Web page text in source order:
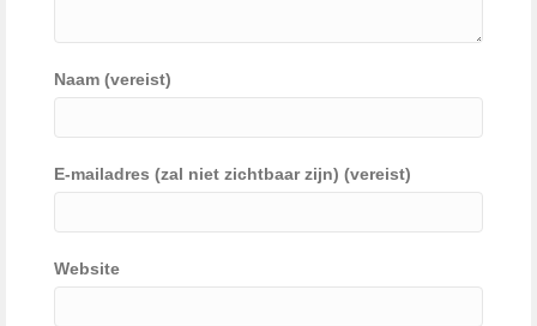
Naam (vereist)
E-mailadres (zal niet zichtbaar zijn) (vereist)
Website